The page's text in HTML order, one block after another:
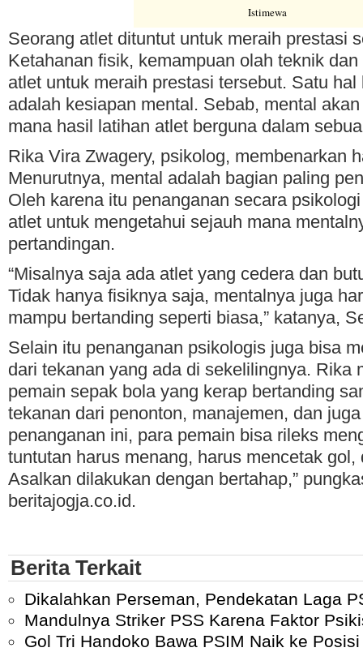
Istimewa
Seorang atlet dituntut untuk meraih prestasi
Ketahanan fisik, kemampuan olah teknik
atlet untuk meraih prestasi tersebut. Satu
adalah kesiapan mental. Sebab, mental
mana hasil latihan atlet berguna dalam
Rika Vira Zwagery, psikolog, membenarkan
Menurutnya, mental adalah bagian paling
Oleh karena itu penanganan secara
atlet untuk mengetahui sejauh mana
pertandingan.
“Misalnya saja ada atlet yang cedera dan
Tidak hanya fisiknya saja, mentalnya juga
mampu bertanding seperti biasa,” katanya,
Selain itu penanganan psikologis juga bisa
dari tekanan yang ada di sekelilingnya. Rika
pemain sepak bola yang kerap bertanding
tekanan dari penonton, manajemen, dan
penanganan ini, para pemain bisa rileks
tuntutan harus menang, harus mencetak
Asalkan dilakukan dengan bertahap,”
beritajogja.co.id.
Berita Terkait
Dikalahkan Perseman, Pendekatan Laga
Mandulnya Striker PSS Karena Faktor
Gol Tri Handoko Bawa PSIM Naik ke